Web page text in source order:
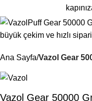
Ana Sayfa Vazol Gear
Vazol Gear 50000